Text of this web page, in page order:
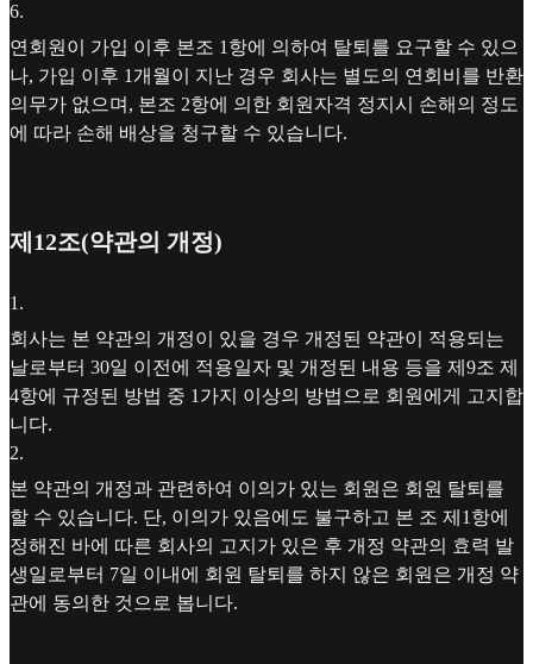
6.
연회원이 가입 이후 본조 1항에 의하여 탈퇴를 요구할 수 있으
나, 가입 이후 1개월이 지난 경우 회사는 별도의 연회비를 반환
의무가 없으며, 본조 2항에 의한 회원자격 정지시 손해의 정도
에 따라 손해 배상을 청구할 수 있습니다.
제12조(약관의 개정)
1 .
회사는 본 약관의 개정이 있을 경우 개정된 약관이 적용되는
날로부터 30일 이전에 적용일자 및 개정된 내용 등을 제9조 제
4항에 규정된 방법 중 1가지 이상의 방법으로 회원에게 고지합
니다.
2.
본 약관의 개정과 관련하여 이의가 있는 회원은 회원 탈퇴를
할 수 있습니다. 단, 이의가 있음에도 불구하고 본 조 제1항에
정해진 바에 따른 회사의 고지가 있은 후 개정 약관의 효력 발
생일로부터 7일 이내에 회원 탈퇴를 하지 않은 회원은 개정 약
관에 동의한 것으로 봅니다.